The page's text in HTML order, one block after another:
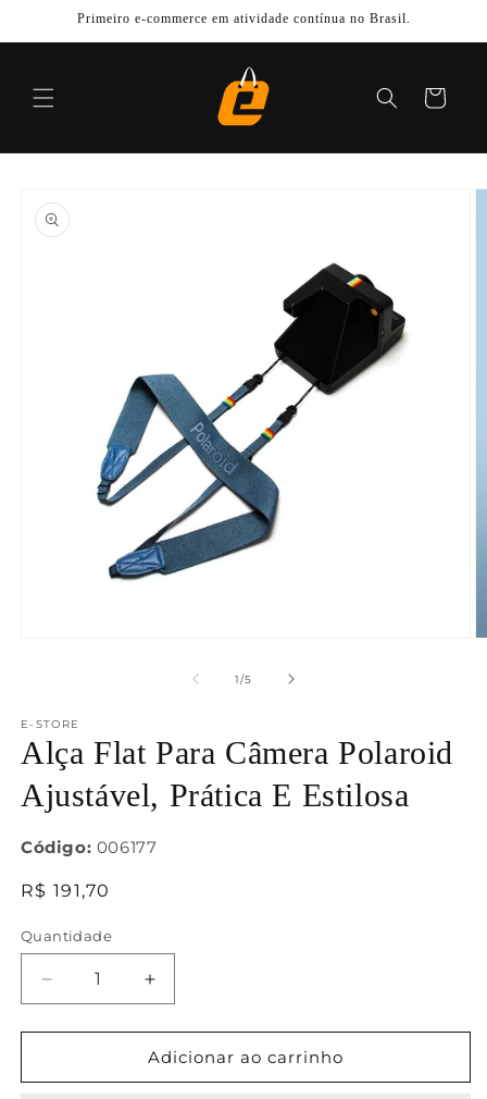
para o
conteúdo
Primeiro e-commerce em atividade contínua no Brasil.
Carrinho
informações
do produto
modal
1/de
5
E-STORE
Alça Flat Para Câmera Polaroid
Ajustável, Prática E Estilosa
Código: 006177
Preço
R$ 191,70
Quantidade
Diminuir
a
quantidade
Alça
Aumentar
a
quantidade
de
Alça
Adicionar ao carrinho